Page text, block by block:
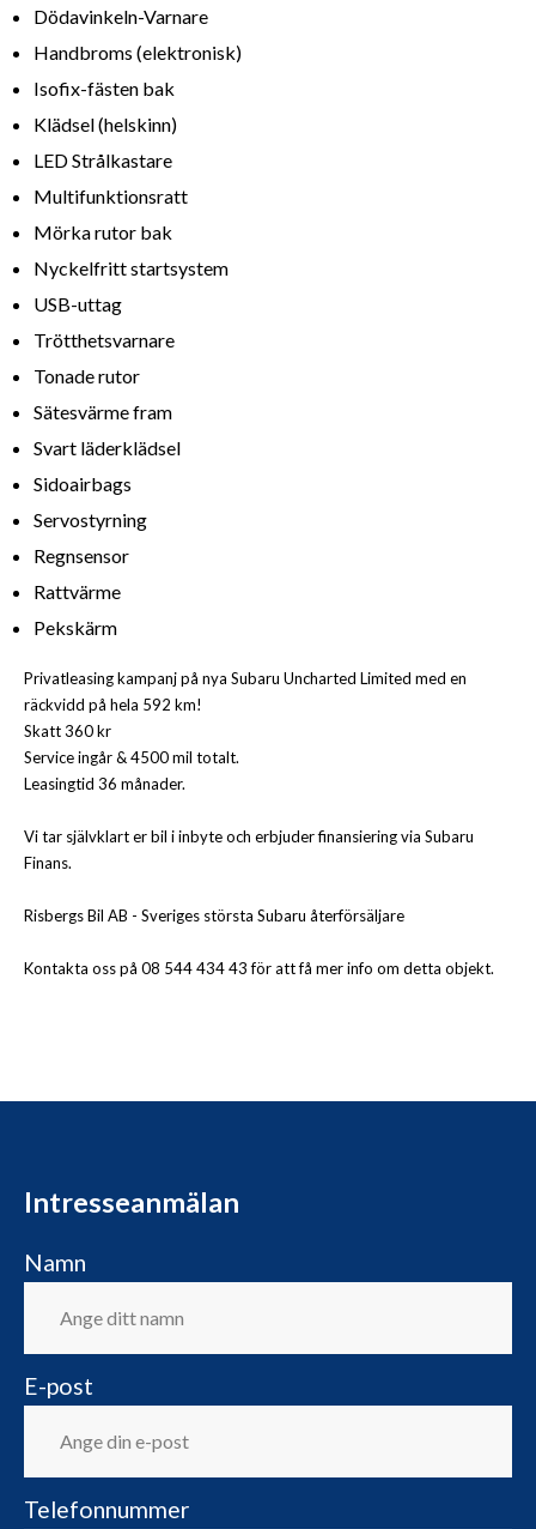
Dödavinkeln-Varnare
Handbroms (elektronisk)
Isofix-fästen bak
Klädsel (helskinn)
LED Strålkastare
Multifunktionsratt
Mörka rutor bak
Nyckelfritt startsystem
USB-uttag
Trötthetsvarnare
Tonade rutor
Sätesvärme fram
Svart läderklädsel
Sidoairbags
Servostyrning
Regnsensor
Rattvärme
Pekskärm
Privatleasing kampanj på nya Subaru Uncharted Limited med en
räckvidd på hela 592 km!
Skatt 360 kr
Service ingår & 4500 mil totalt.
Leasingtid 36 månader.
Vi tar självklart er bil i inbyte och erbjuder finansiering via Subaru
Finans.
Risbergs Bil AB - Sveriges största Subaru återförsäljare
Kontakta oss på 08 544 434 43 för att få mer info om detta objekt.
Intresseanmälan
Namn
E-post
Telefonnummer